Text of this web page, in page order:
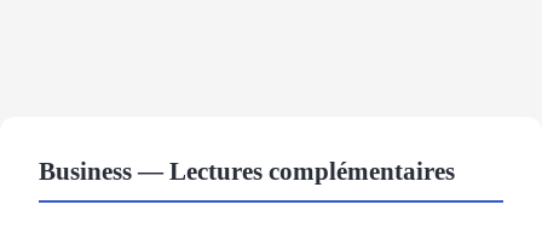
Business — Lectures complémentaires